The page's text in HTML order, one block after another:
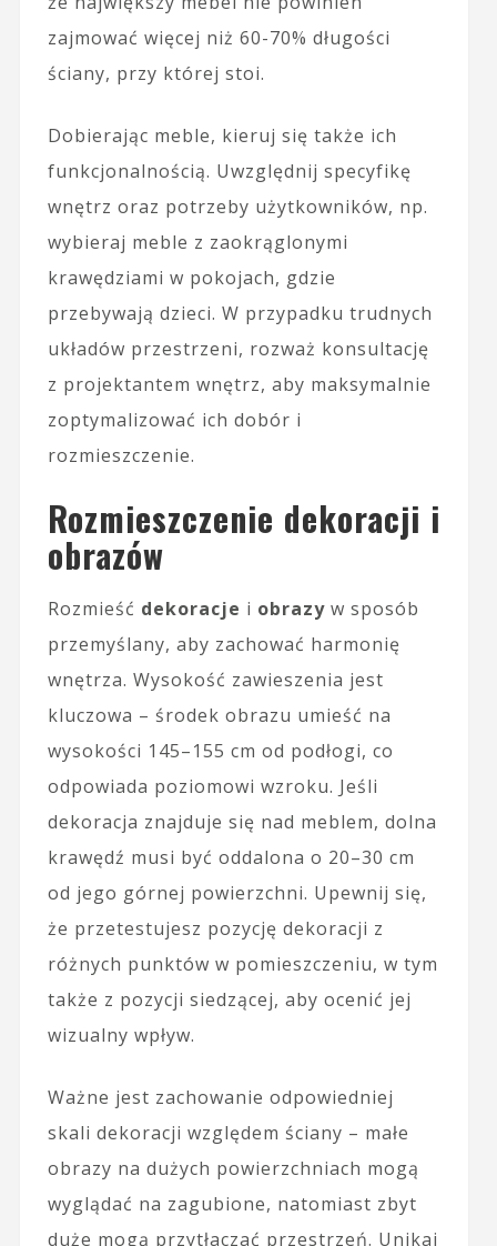
zajmować więcej niż 60-70% długości
ściany, przy której stoi.
Dobierając meble, kieruj się także ich
funkcjonalnością. Uwzględnij specyfikę
wnętrz oraz potrzeby użytkowników, np.
wybieraj meble z zaokrąglonymi
krawędziami w pokojach, gdzie
przebywają dzieci. W przypadku trudnych
układów przestrzeni, rozważ konsultację
z projektantem wnętrz, aby maksymalnie
zoptymalizować ich dobór i
rozmieszczenie.
Rozmieszczenie dekoracji i
obrazów
Rozmieść dekoracje i obrazyw sposób
przemyślany, aby zachować harmonię
wnętrza. Wysokość zawieszenia jest
kluczowa – środek obrazu umieść na
wysokości 145–155 cm od podłogi, co
odpowiada poziomowi wzroku. Jeśli
dekoracja znajduje się nad meblem, dolna
krawędź musi być oddalona o 20–30 cm
od jego górnej powierzchni. Upewnij się,
że przetestujesz pozycję dekoracji z
różnych punktów w pomieszczeniu, w tym
także z pozycji siedzącej, aby ocenić jej
wizualny wpływ.
Ważne jest zachowanie odpowiedniej
skali dekoracji względem ściany – małe
obrazy na dużych powierzchniach mogą
wyglądać na zagubione, natomiast zbyt
duże mogą przytłaczać przestrzeń. Unikaj